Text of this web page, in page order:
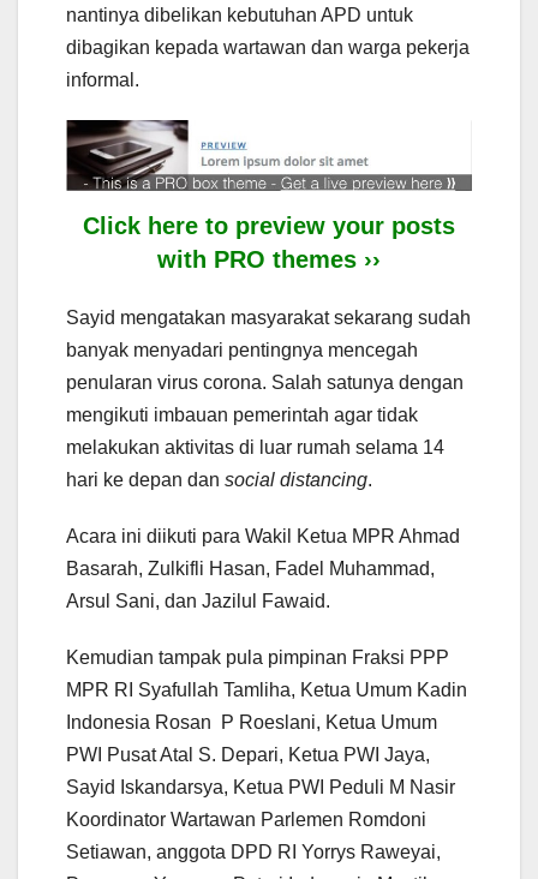
nantinya dibelikan kebutuhan APD untuk
dibagikan kepada wartawan dan warga pekerja
informal.
Click here to preview your posts
with PRO themes ››
Sayid mengatakan masyarakat sekarang sudah
banyak menyadari pentingnya mencegah
penularan virus corona. Salah satunya dengan
mengikuti imbauan pemerintah agar tidak
melakukan aktivitas di luar rumah selama 14
hari ke depan dan social distancing.
Acara ini diikuti para Wakil Ketua MPR Ahmad
Basarah, Zulkifli Hasan, Fadel Muhammad,
Arsul Sani, dan Jazilul Fawaid.
Kemudian tampak pula pimpinan Fraksi PPP
MPR RI Syafullah Tamliha, Ketua Umum Kadin
Indonesia Rosan P Roeslani, Ketua Umum
PWI Pusat Atal S. Depari, Ketua PWI Jaya,
Sayid Iskandarsya, Ketua PWI Peduli M Nasir
Koordinator Wartawan Parlemen Romdoni
Setiawan, anggota DPD RI Yorrys Raweyai,